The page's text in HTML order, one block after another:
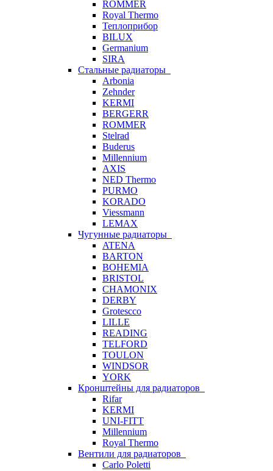
ROMMER
Royal Thermo
Теплоприбор
BILUX
Germanium
SIRA
Стальные радиаторы
Arbonia
Zehnder
KERMI
BERGERR
ROMMER
Stelrad
Buderus
Millennium
AXIS
NED Thermo
PURMO
KORADO
Viessmann
LEMAX
Чугунные радиаторы
ATENA
BARTON
BOHEMIA
BRISTOL
CHAMONIX
DERBY
Grotescco
LILLE
READING
TELFORD
TOULON
WINDSOR
YORK
Кронштейны для радиаторов
Rifar
KERMI
UNI-FITT
Millennium
Royal Thermo
Вентили для радиаторов
Carlo Poletti